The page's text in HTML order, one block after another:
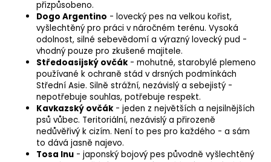
přizpůsobeno.
Dogo Argentino - lovecký pes na velkou kořist,
vyšlechtěný pro práci v náročném terénu. Vysoká
odolnost, silné sebevědomí a výrazný lovecký pud -
vhodný pouze pro zkušené majitele.
Středoasijský ovčák- mohutné, starobylé plemeno
používané k ochraně stád v drsných podmínkách
Střední Asie. Silně strážní, nezávislý a sebejistý -
nepotřebuje souhlas, potřebuje respekt.
Kavkazský ovčák- jeden z největších a nejsilnějších
psů vůbec. Teritoriální, nezávislý a přirozeně
nedůvěřivý k cizím. Není to pes pro každého - a sám
to dává jasně najevo.
Tosa Inu - japonský bojový pes původně vyšlechtěný